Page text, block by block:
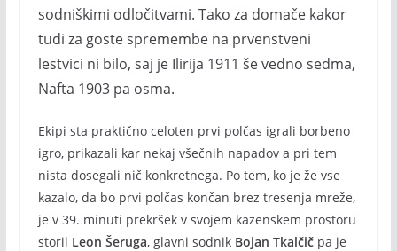
sodniškimi odločitvami. Tako za domače kakor
tudi za goste spremembe na prvenstveni
lestvici ni bilo, saj je Ilirija 1911 še vedno sedma,
Nafta 1903 pa osma.
Ekipi sta praktično celoten prvi polčas igrali borbeno
igro, prikazali kar nekaj všečnih napadov a pri tem
nista dosegali nič konkretnega. Po tem, ko je že vse
kazalo, da bo prvi polčas končan brez tresenja mreže,
je v 39. minuti prekršek v svojem kazenskem prostoru
storil Leon Šeruga, glavni sodnik Bojan Tkalčičpa je